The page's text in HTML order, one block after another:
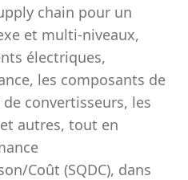
chain pour un
et multi-niveaux,
électriques,
les composants de
convertisseurs, les
autres, tout en
Coût (SQDC), dans